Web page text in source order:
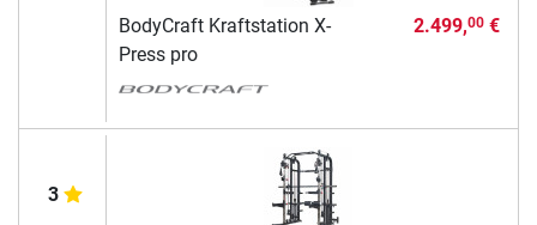
BodyCraft Kraftstation X-
Press pro
2.499,00€
3